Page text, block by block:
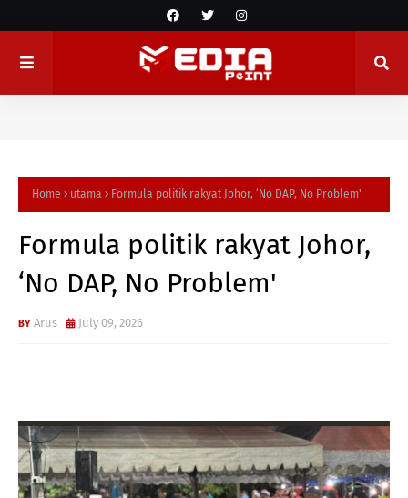
Home utama Formula politik rakyat Johor, ‘No DAP, No Problem'
Formula politik rakyat Johor,
‘No DAP, No Problem'
Arus July 09, 2026